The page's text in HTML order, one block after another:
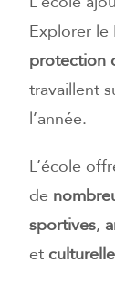
Explorer
protection
travaillent
l’année.
L’école
de
sportives,
et